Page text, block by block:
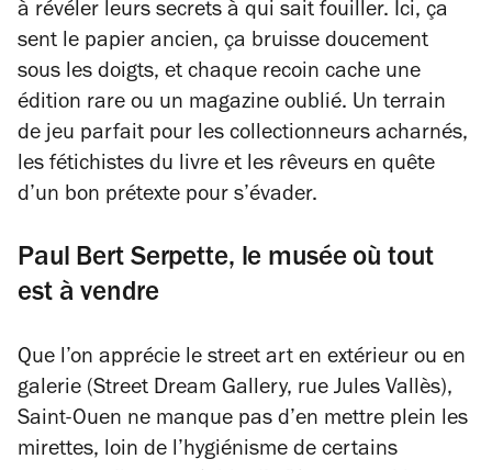
à révéler leurs secrets à qui sait fouiller. Ici, ça
sent le papier ancien, ça bruisse doucement
sous les doigts, et chaque recoin cache une
édition rare ou un magazine oublié. Un terrain
de jeu parfait pour les collectionneurs acharnés,
les fétichistes du livre et les rêveurs en quête
d’un bon prétexte pour s’évader.
Paul Bert Serpette, le musée où tout
est à vendre
Que l’on apprécie le street art en extérieur ou en
galerie (Street Dream Gallery, rue Jules Vallès),
Saint-Ouen ne manque pas d’en mettre plein les
mirettes, loin de l’hygiénisme de certains